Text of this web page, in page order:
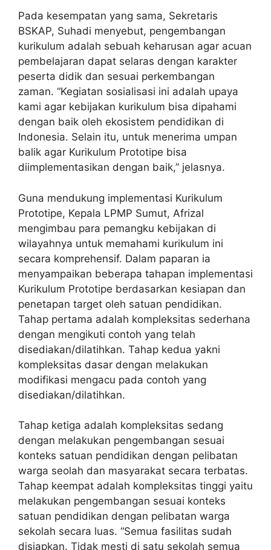
Pada kesempatan yang sama, Sekretaris
BSKAP, Suhadi menyebut, pengembangan
kurikulum adalah sebuah keharusan agar acuan
pembelajaran dapat selaras dengan karakter
peserta didik dan sesuai perkembangan
zaman. “Kegiatan sosialisasi ini adalah upaya
kami agar kebijakan kurikulum bisa dipahami
dengan baik oleh ekosistem pendidikan di
Indonesia. Selain itu, untuk menerima umpan
balik agar Kurikulum Prototipe bisa
diimplementasikan dengan baik,” jelasnya.
Guna mendukung implementasi Kurikulum
Prototipe, Kepala LPMP Sumut, Afrizal
mengimbau para pemangku kebijakan di
wilayahnya untuk memahami kurikulum ini
secara komprehensif. Dalam paparan ia
menyampaikan beberapa tahapan implementasi
Kurikulum Prototipe berdasarkan kesiapan dan
penetapan target oleh satuan pendidikan.
Tahap pertama adalah kompleksitas sederhana
dengan mengikuti contoh yang telah
disediakan/dilatihkan. Tahap kedua yakni
kompleksitas dasar dengan melakukan
modifikasi mengacu pada contoh yang
disediakan/dilatihkan.
Tahap ketiga adalah kompleksitas sedang
dengan melakukan pengembangan sesuai
konteks satuan pendidikan dengan pelibatan
warga seolah dan masyarakat secara terbatas.
Tahap keempat adalah kompleksitas tinggi yaitu
melakukan pengembangan sesuai konteks
satuan pendidikan dengan pelibatan warga
sekolah secara luas. “Semua fasilitas sudah
disiapkan. Tidak mesti di satu sekolah semua